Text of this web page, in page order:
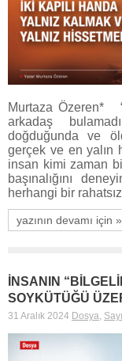
Murtaza Özeren*
arkadaş
doğduğunda ve
gerçek ve en yalın
insan kimi zaman
başınalığını
herhangi bir
yazının devamı için »
İNSANIN
SOYKÜTÜĞÜ
31 Aralık 2024 Dosya,